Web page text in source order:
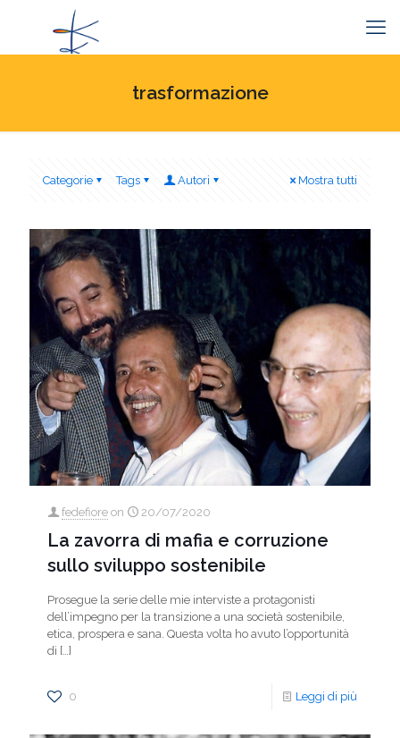
trasformazione
Categorie Tags Autori Mostra tutti
fedefiore on 20/07/2020
La zavorra di mafia e corruzione
sullo sviluppo sostenibile
Prosegue la serie delle mie interviste a protagonisti
dell’impegno per la transizione a una società sostenibile,
etica, prospera e sana. Questa volta ho avuto l’opportunità
di […]
0 Leggi di più